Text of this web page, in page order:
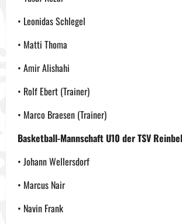
• Leonidas Schlegel
• Matti Thoma
• Amir Alishahi
• Rolf Ebert (Trainer)
• Marco Braesen (Trainer)
Basketball-Mannschaft U10 der TSV
• Johann Wellersdorf
• Marcus Nair
• Navin Frank